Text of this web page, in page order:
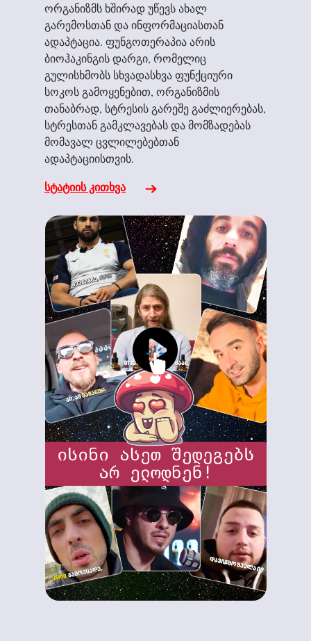
ორგანიზმს ხშირად უწევს ახალ
გარემოსთან და ინფორმაციასთან
ადაპტაცია. ფუნგოთერაპია არის
ბიოჰაკინგის დარგი, რომელიც
გულისხმობს სხვადასხვა ფუნქციური
სოკოს გამოყენებით, ორგანიზმის
თანაბრად, სტრესის გარეშე გაძლიერებას,
სტრესთან გამკლავებას და მომზადებას
მომავალ ცვლილებებთან
ადაპტაციისთვის.
სტატიის კითხვა